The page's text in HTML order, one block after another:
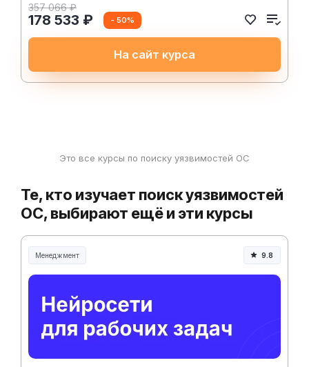
357 066 ₽
178 533 ₽ - 50%
На сайт курса
Это все курсы по поиску уязвимостей ОС
Те, кто изучает поиск уязвимостей
ОС, выбирают ещё и эти курсы
Менеджмент
Менеджмент и управление
9.8